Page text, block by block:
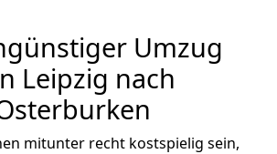
Umzug
Leipzig nach
mitunter recht kostspielig sein,